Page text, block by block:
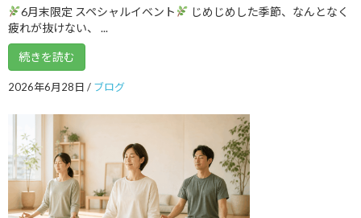
2022年10月
2022年9月
2022年8月
2022年6月
2022年5月
2022年4月
6月末限定 スペシャルイベント
じめじめした季節、なんとなく
疲れが抜けない、 ...
続きを読む
2026年6月28日 / ブログ